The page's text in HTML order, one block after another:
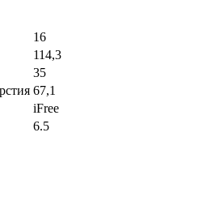
16
114,3
35
67,1
iFree
6.5